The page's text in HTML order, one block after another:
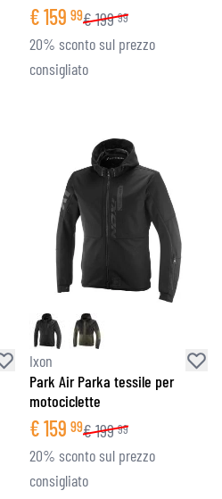
€159 99€199 99
20% sconto sul prezzo
consigliato
Ixon
Park Air Parka tessile per
motociclette
€159 99€199 99
20% sconto sul prezzo
consigliato